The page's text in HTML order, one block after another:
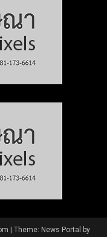
| Theme: News Portal by